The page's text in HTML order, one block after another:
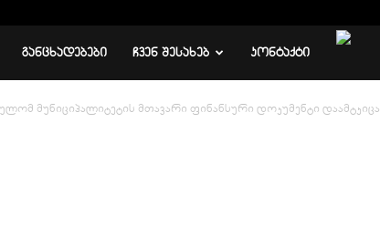
ᲒᲐᲜᲪᲮᲐᲓᲔᲑᲔᲑᲘ ᲩᲕᲔᲜ ᲨᲔᲡᲐᲮᲔᲑ ᲙᲝᲜᲢᲐᲥᲢᲘ
მუნიციპალიტეტის მთავარი ფინანსური დოკუმენტი დაამტკიცა